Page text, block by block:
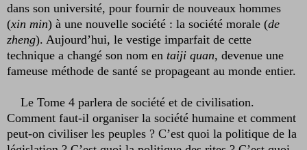
dans son université, pour fournir de nouveaux hommes
(xin min) à une nouvelle société : la société morale (de
zheng). Aujourd’hui, le vestige imparfait de cette
technique a changé son nom en taiji quan, devenue une
fameuse méthode de santé se propageant au monde entier.
Le Tome 4 parlera de société et de civilisation.
Comment faut-il organiser la société humaine et comment
peut-on civiliser les peuples ? C’est quoi la politique de la